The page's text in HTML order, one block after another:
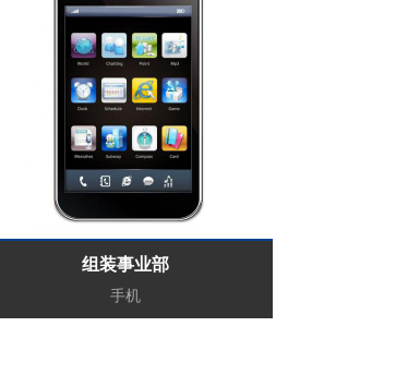
...
组装事业部
手机